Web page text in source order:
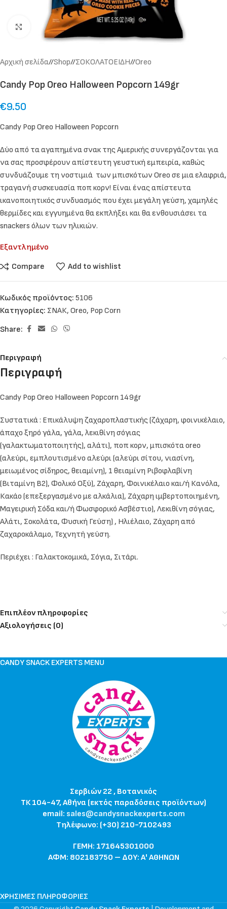
Click to enlarge
Αρχική σελίδα/ Shop/ ΣΟΚΟΛΑΤΟΕΙΔΗ/ Oreo
Candy Pop Oreo Halloween Popcorn 149gr
€9.50
Candy Pop Oreo Halloween Popcorn
Δύο από τα αγαπημένα σνακ της Αμερικής συνεργάζονται για
να σας προσφέρουν απίστευτη γευστική εμπειρία, καθώς
συνδυάζουμε τη νοστιμιά των μπισκότων Oreo σε μια ελαφριά,
τραγανή συσκευασία ποπ κορν! Είναι ένας απίστευτα
ικανοποιητικός συνδυασμός που έχει μεγάλη γεύση, χαμηλές
θερμίδες και εγγυημένα θα εκπλήξει και θα ενθουσιάσει τα
snackers όλων των ηλικιών.
Εξαντλημένο
Compare
Add to wishlist
Κωδικός προϊόντος: 5106
Κατηγορίες: ΣΝΑΚ, Oreo, Pop Corn
Share:
Περιγραφή
Περιγραφή
Candy Pop Oreo Halloween Popcorn 149gr
Συστατικά : Επικάλυψη ζαχαροπλαστικής (ζάχαρη, φοινικέλαιο,
άπαχο ξηρό γάλα, γάλα, λεκιθίνη σόγιας
(γαλακτωματοποιητής), αλάτι), ποπ κορν, μπισκότα oreo
(αλεύρι, εμπλουτισμένο αλεύρι (αλεύρι σίτου, νιασίνη,
μειωμένος σίδηρος, θειαμίνη), 1 θειαμίνη Ριβοφλαβίνη
(Βιταμίνη Β2), Φολικό Οξύ), Ζάχαρη, Φοινικέλαιο και/ή Κανόλα,
Κακάο (επεξεργασμένο με αλκάλια), Ζάχαρη ιμβερτοποιημένη,
Μαγειρική Σόδα και/ή Φωσφορικό Ασβέστιο), Λεκιθίνη σόγιας,
Αλάτι, Σοκολάτα, Φυσική Γεύση) , Ηλιέλαιο, Ζάχαρη από
ζαχαροκάλαμο, Τεχνητή γεύση.
Περιέχει : Γαλακτοκομικά, Σόγια, Σιτάρι.
Επιπλέον πληροφορίες
Αξιολογήσεις (0)
CANDY SNACK EXPERTS MENU
Σερβιών 22 , Βοτανικός
ΤΚ 104-47, Αθήνα (εκτός παραδόσεις προϊόντων)
email: sales@candysnackexperts.com
Τηλέφωνο: (+30) 210-7102493
ΓΕΜΗ: 171645301000
ΑΦΜ: 802183750 – ΔΟΥ: Α' ΑΘΗΝΩΝ
ΧΡΉΣΙΜΕΣ ΠΛΗΡΟΦΟΡΊΕΣ